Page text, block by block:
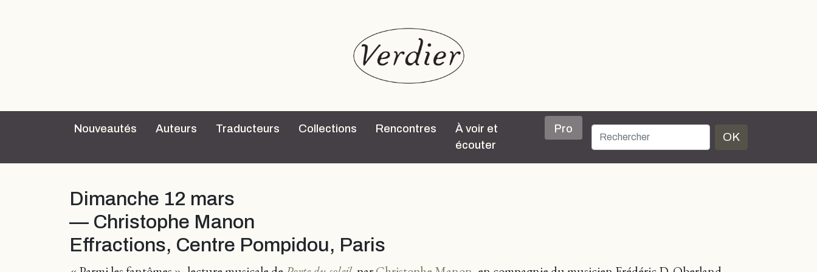
Nouveautés Auteurs Traducteurs Collections Rencontres
À voir et
écouter
Pro
OK
Dimanche 12 mars
— Christophe Manon
Effractions, Centre Pompidou, Paris